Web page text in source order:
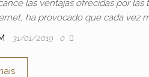
las ventajas ofrecidas por las
ha provocado que cada vez
31/01/2019 0